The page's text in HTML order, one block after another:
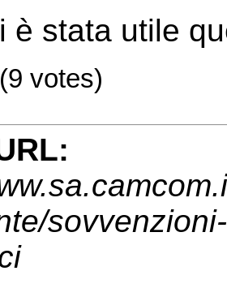
è stata utile
(9 votes)